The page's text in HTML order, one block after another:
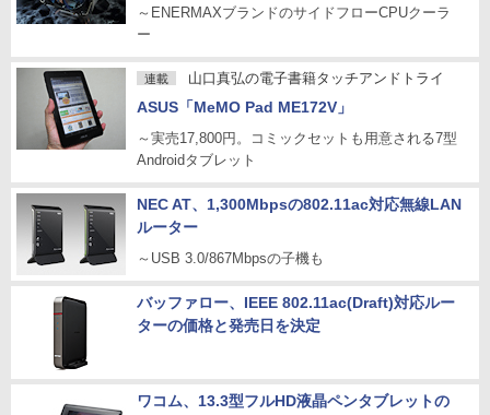
～ENERMAXブランドのサイドフローCPUクーラ
ー
連載 山口真弘の電子書籍タッチアンドトライ
ASUS「MeMO Pad ME172V」
～実売17,800円。コミックセットも用意される7型
Androidタブレット
NEC AT、1,300Mbpsの802.11ac対応無線LAN
ルーター
～USB 3.0/867Mbpsの子機も
バッファロー、IEEE 802.11ac(Draft)対応ルー
ターの価格と発売日を決定
ワコム、13.3型フルHD液晶ペンタブレットの